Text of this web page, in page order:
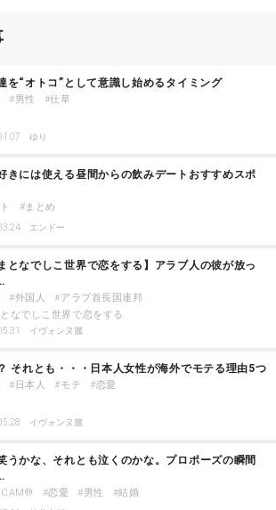
を“オトコ”として意識し始めるタイミング
男性 仕草
ゆり
きには使える昼間からの飲みデートおすすめスポ
まとめ
エンドー
となでしこ世界で恋をする】アラブ人の彼が放っ
外国人
アラブ首長国連邦
なでしこ世界で恋をする
イヴォンヌ麗
それとも・・・日本人女性が海外でモテる理由5つ
日本人 モテ 恋愛
イヴォンヌ麗
うかな、それとも泣くのかな。プロポーズの瞬間
CAM® 恋愛 男性 結婚